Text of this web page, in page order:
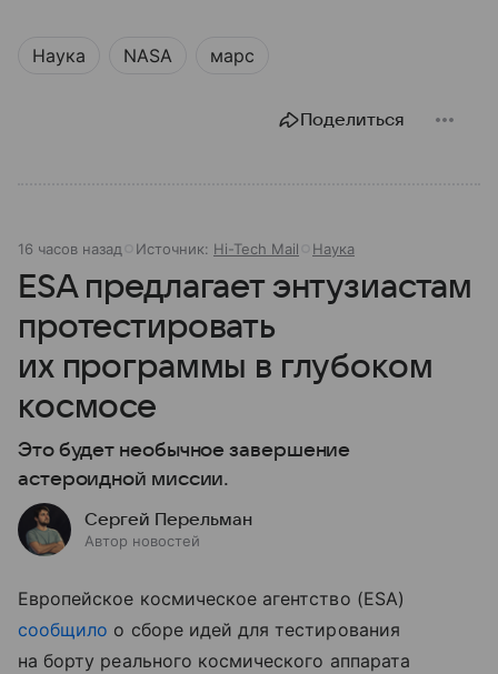
Наука NASA марс
Поделиться
16 часов назад Источник: Hi-Tech Mail Наука
ESA предлагает энтузиастам
протестировать
их программы в глубоком
космосе
Это будет необычное завершение
астероидной миссии.
Сергей Перельман
Автор новостей
Европейское космическое агентство (ESA)
сообщило о сборе идей для тестирования
на борту реального космического аппарата